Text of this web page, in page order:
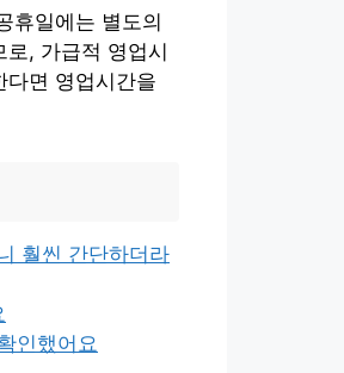
휴일에는 별도의
, 가급적 영업시
면 영업시간을
훨씬 간단하더라
인했어요